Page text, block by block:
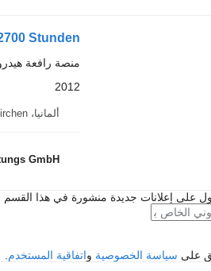
Stunden!
منصة رافعة
2012
ألمانيا، Unterneukirchen
GmbH
على إعلانات جديدة منشورة في هذا القسم
على سياسة الخصوصية واتفاقية المستخدم